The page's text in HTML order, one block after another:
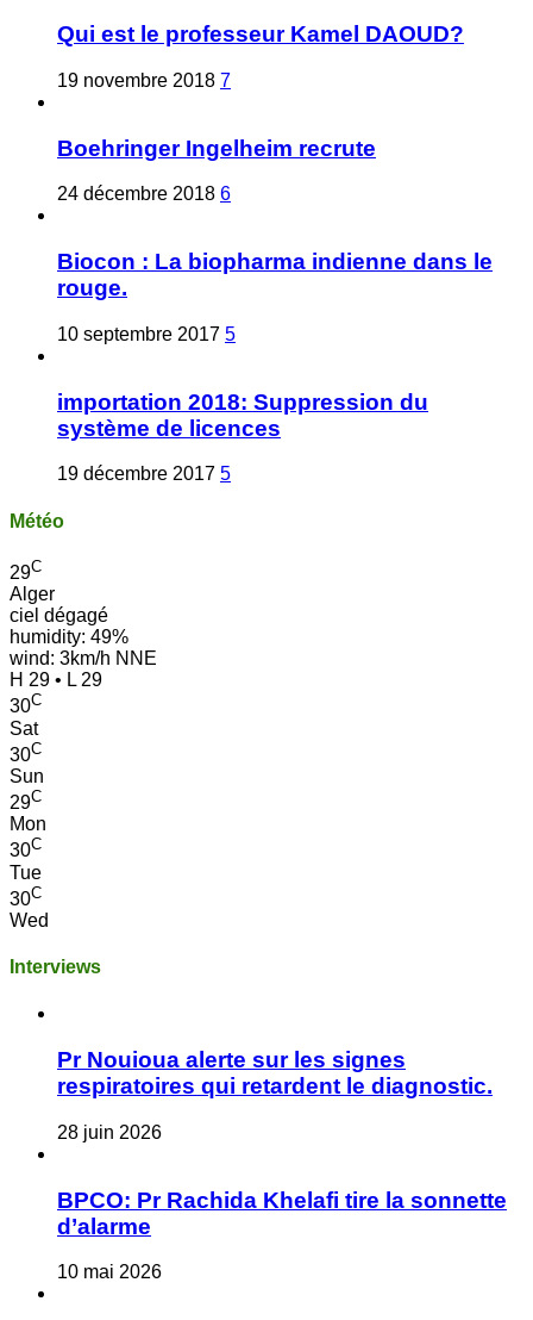
Qui est le professeur Kamel DAOUD?
19 novembre 2018 7
Boehringer Ingelheim recrute
24 décembre 2018 6
Biocon : La biopharma indienne dans le
rouge.
10 septembre 2017 5
importation 2018: Suppression du
système de licences
19 décembre 2017 5
Météo
29C
Alger
ciel dégagé
humidity: 49%
wind: 3km/h NNE
H 29 • L 29
30C
Sat
30C
Sun
29C
Mon
30C
Tue
30C
Wed
Interviews
Pr Nouioua alerte sur les signes
respiratoires qui retardent le diagnostic.
28 juin 2026
BPCO: Pr Rachida Khelafi tire la sonnette
d’alarme
10 mai 2026